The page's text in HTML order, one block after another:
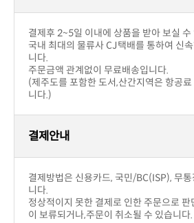
결제후 2~5일 이내에 상품을 받아 보실 수
니다.
주문금액 관계없이 무료배송입니다.
니다.)
결제안내
니다.
이 보류되거나,주문이 취소될 수 있습니다.